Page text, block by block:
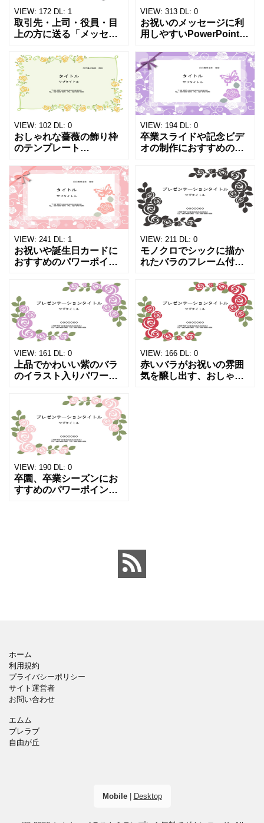
VIEW: 172 DL: 1
取引先・上司・役員・目
上の方に送る「メッセー
トにおすすめ！ネイビー
のフレームにかすみ草と1
輪の薔薇を描いた上品な
デザインテンプレートで
す。
VIEW: 313 DL: 0
お祝いのメッセージに利
用しやすいPowerPointの
して便箋として、手書で
仕上げたり、PC上で仕上
げることも可能です。取
引先相手、目上の
VIEW: 102 DL: 0
おしゃれな薔薇の飾り枠
のテンプレート
手過ぎないデザインで会
社の役員会資料のフォー
マットにおすすめしま
す。 表紙デザインと本文
用デ
VIEW: 194 DL: 0
卒業スライドや記念ビデ
オの制作におすすめのパ
ートです。ダウンロード
するとタイトルページと
本文ページの２種類が入
っています。 プロジェク
ター
VIEW: 241 DL: 1
お祝いや誕生日カードに
おすすめのパワーポイン
メッセージカード、ギフ
トカードのフォーマット
としてご利用ください。
優しいピンク系のデザイ
ンで
VIEW: 211 DL: 0
モノクロでシックに描か
れたバラのフレーム付
ンプレートになります。
落ち着いたデザインで、
会社の社内外むけ資料の
作成・講演会配布資料・
冠婚葬祭
VIEW: 161 DL: 0
上品でかわいい紫のバラ
のイラスト入りパワーポ
す。女子向けの研修資料
やスライドの作成、商品
紹介、POP作りのフォー
マットにいかがでしょう
か？
VIEW: 166 DL: 0
赤いバラがお祝いの雰囲
気を醸し出す、おしゃれ
VIEW: 190 DL: 0
卒園、卒業シーズンにお
すすめのパワーポイント
ホーム
利用規約
プライバシーポリシー
サイト運営者
お問い合わせ
エムム
ブレラブ
自由が丘
Mobile| Desktop